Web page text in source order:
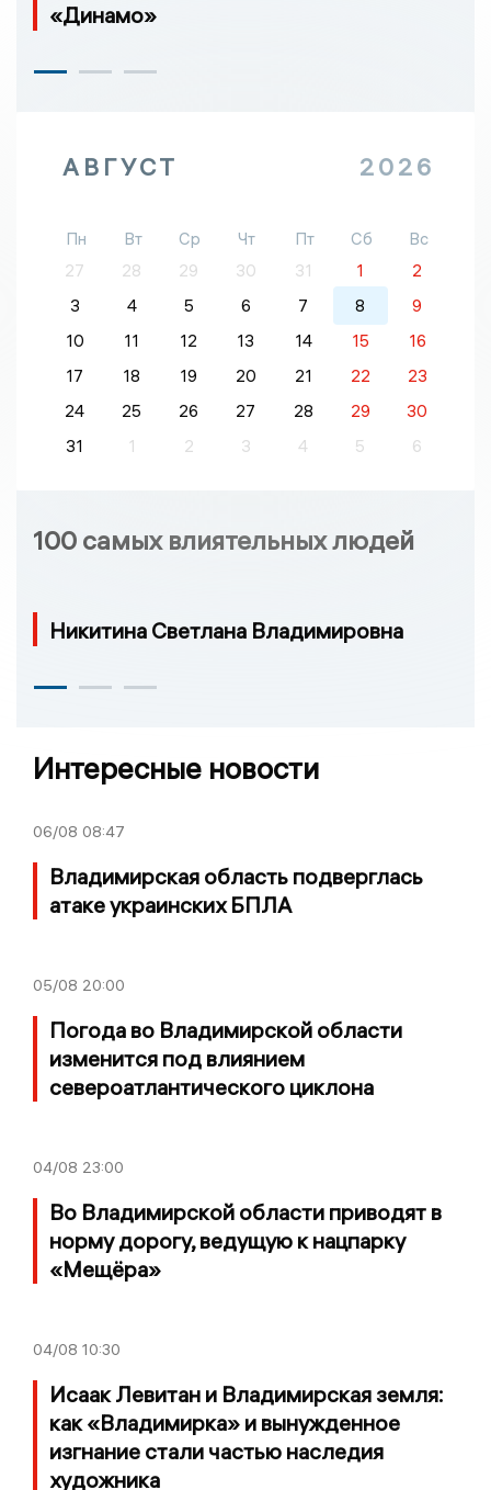
«Динамо»
АВГУСТ 2026
Пн Вт Ср Чт Пт Сб
Вс
27
28 29 30 31 1
2
3
4 5 6 7 8
9
10
11 12 13 14 15
16
17
18 19 20 21 22
23
24
25 26 27 28 29
30
31
1 2 3 4 5 6
100 самых влиятельных людей
Никитина Светлана Владимировна
Интересные новости
06/08 08:47
Владимирская область подверглась
атаке украинских БПЛА
05/08 20:00
Погода во Владимирской области
изменится под влиянием
североатлантического циклона
04/08 23:00
Во Владимирской области приводят в
норму дорогу, ведущую к нацпарку
«Мещёра»
04/08 10:30
Исаак Левитан и Владимирская земля:
как «Владимирка» и вынужденное
изгнание стали частью наследия
художника